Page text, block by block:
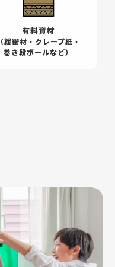
有料資材
（緩衝材・クレープ紙・
巻き段ボールなど）